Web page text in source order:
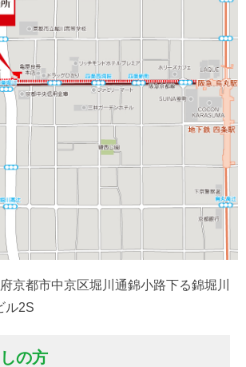
京都市中京区堀川通錦小路下る錦堀川
ル2S
の方